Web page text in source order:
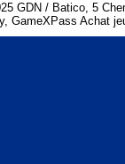
GDN / Batico, 5
, GameXPass Achat